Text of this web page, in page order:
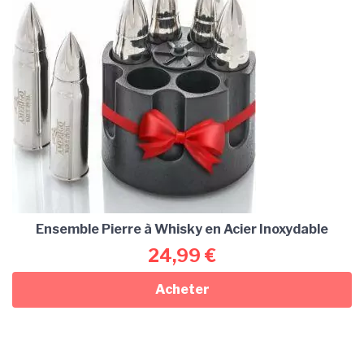
Ensemble Pierre à Whisky en Acier Inoxydable
24,99 €
Acheter